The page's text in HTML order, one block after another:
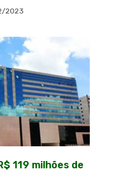
2023
119 milhões de